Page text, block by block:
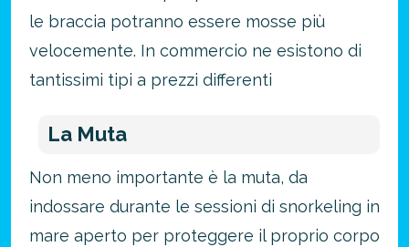
le braccia potranno essere mosse più
velocemente. In commercio ne esistono di
tantissimi tipi a prezzi differenti
La Muta
Non meno importante è la muta, da
indossare durante le sessioni di snorkeling in
mare aperto per proteggere il proprio corpo